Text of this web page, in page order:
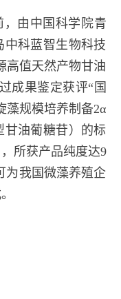
由中国科学院青
中科蓝智生物科技
高值天然产物甘油
成果鉴定获评“国
藻规模培养制备2α
甘油葡糖苷）的标
所获产品纯度达9
为我国微藻养殖企